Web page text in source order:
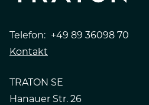
Telefon: +49 89 36098 70
Kontakt
TRATON SE
Hanauer Str. 26